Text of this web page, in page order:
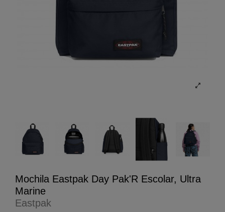
Mochila Eastpak Day Pak'R Escolar, Ultra
Marine
Eastpak